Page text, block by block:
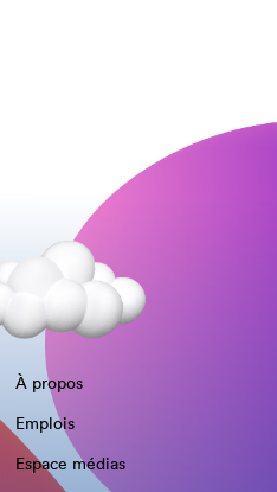
À propos
Emplois
Espace médias